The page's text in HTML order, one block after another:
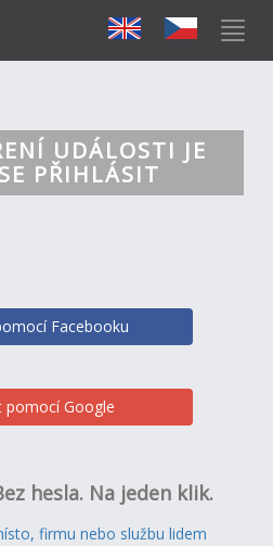
UDÁLOSTI JE
PŘIHLÁSIT
Facebooku
pomocí Google
hesla. Na jeden klik.
firmu nebo službu lidem